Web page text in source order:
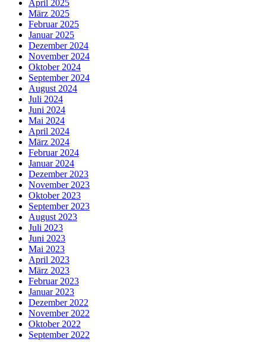
April 2025
März 2025
Februar 2025
Januar 2025
Dezember 2024
November 2024
Oktober 2024
September 2024
August 2024
Juli 2024
Juni 2024
Mai 2024
April 2024
März 2024
Februar 2024
Januar 2024
Dezember 2023
November 2023
Oktober 2023
September 2023
August 2023
Juli 2023
Juni 2023
Mai 2023
April 2023
März 2023
Februar 2023
Januar 2023
Dezember 2022
November 2022
Oktober 2022
September 2022